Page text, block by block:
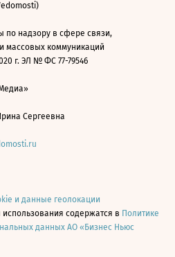
надзору в сфере связи,
массовых коммуникаций
г. ЭЛ № ФС 77-79546
Сергеевна
и данные геолокации
использования содержатся в Политике
данных АО «Бизнес Ньюс